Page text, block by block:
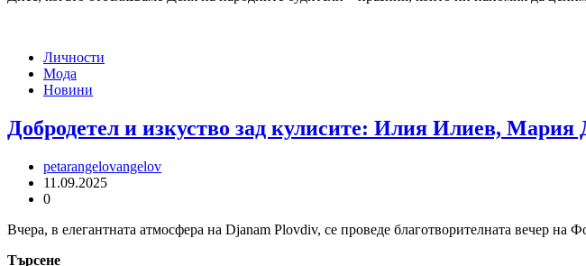
Личности
Мода
Новини
Добродетел и изкуство зад кулисите: Илия Илиев,
petarangelovangelov
11.09.2025
0
Вчера, в елегантната атмосфера на Djanam Plovdiv, се проведе благотворителната вечер
Търсене